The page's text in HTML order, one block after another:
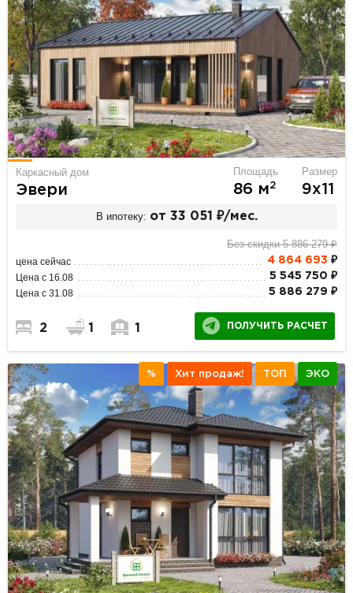
Каркасный дом
Эвери
Площадь
86 м2
Размер
9х11
В ипотеку: от 33 051 ₽/мес.
Без скидки 5 886 279 ₽
цена сейчас 4 864 693 ₽
Цена с 16.08 5 545 750 ₽
Цена с 31.08 5 886 279 ₽
2 1 1 ПОЛУЧИТЬ РАСЧЕТ
% Хит продаж! ТОП ЭКО